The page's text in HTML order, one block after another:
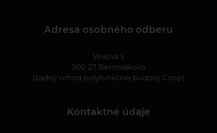
Adresa osobného odberu
Viničná 5
900 27 Bernolákovo
(zadný vchod polyfunkčnej budovy Coop)
Kontaktné údaje